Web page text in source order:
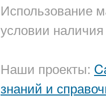
Использование
условии
Наши проекты:
знаний и